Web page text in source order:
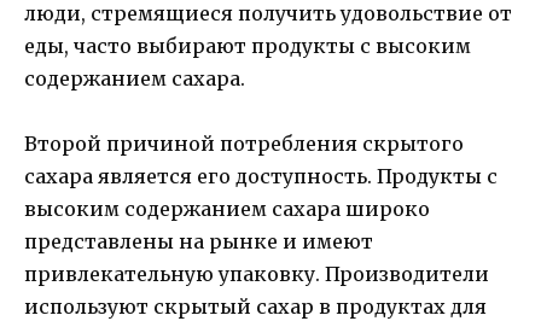
люди, стремящиеся получить удовольствие от
еды, часто выбирают продукты с высоким
содержанием сахара.
Второй причиной потребления скрытого
сахара является его доступность. Продукты с
высоким содержанием сахара широко
представлены на рынке и имеют
привлекательную упаковку. Производители
используют скрытый сахар в продуктах для